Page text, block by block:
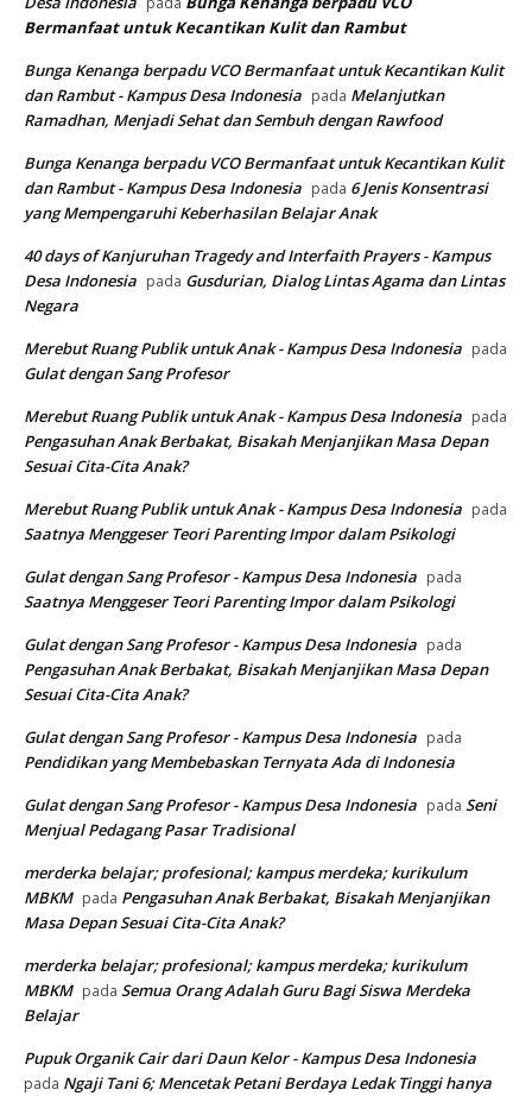
Bermanfaat untuk Kecantikan Kulit dan Rambut
Bunga Kenanga berpadu VCO Bermanfaat untuk Kecantikan Kulit
dan Rambut - Kampus Desa Indonesia pada Melanjutkan
Ramadhan, Menjadi Sehat dan Sembuh dengan Rawfood
Bunga Kenanga berpadu VCO Bermanfaat untuk Kecantikan Kulit
dan Rambut - Kampus Desa Indonesia pada 6 Jenis Konsentrasi
yang Mempengaruhi Keberhasilan Belajar Anak
40 days of Kanjuruhan Tragedy and Interfaith Prayers - Kampus
Desa Indonesia pada Gusdurian, Dialog Lintas Agama dan Lintas
Negara
Merebut Ruang Publik untuk Anak - Kampus Desa Indonesia pada
Gulat dengan Sang Profesor
Merebut Ruang Publik untuk Anak - Kampus Desa Indonesia pada
Pengasuhan Anak Berbakat, Bisakah Menjanjikan Masa Depan
Sesuai Cita-Cita Anak?
Merebut Ruang Publik untuk Anak - Kampus Desa Indonesia pada
Saatnya Menggeser Teori Parenting Impor dalam Psikologi
Gulat dengan Sang Profesor - Kampus Desa Indonesia pada
Saatnya Menggeser Teori Parenting Impor dalam Psikologi
Gulat dengan Sang Profesor - Kampus Desa Indonesia pada
Pengasuhan Anak Berbakat, Bisakah Menjanjikan Masa Depan
Sesuai Cita-Cita Anak?
Gulat dengan Sang Profesor - Kampus Desa Indonesia pada
Pendidikan yang Membebaskan Ternyata Ada di Indonesia
Gulat dengan Sang Profesor - Kampus Desa Indonesia pada Seni
Menjual Pedagang Pasar Tradisional
merderka belajar; profesional; kampus merdeka; kurikulum
MBKM pada Pengasuhan Anak Berbakat, Bisakah Menjanjikan
Masa Depan Sesuai Cita-Cita Anak?
merderka belajar; profesional; kampus merdeka; kurikulum
MBKM pada Semua Orang Adalah Guru Bagi Siswa Merdeka
Belajar
Pupuk Organik Cair dari Daun Kelor - Kampus Desa Indonesia
pada Ngaji Tani 6; Mencetak Petani Berdaya Ledak Tinggi hanya